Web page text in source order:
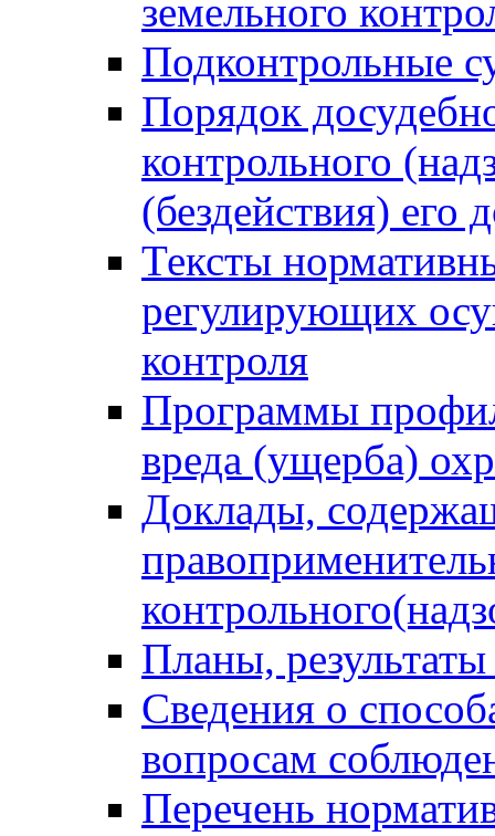
земельного
Подконтрольные
Порядок
контрольного
(бездействия)
Тексты
регулирующих
контроля
Программы
вреда (ущерба)
Доклады,
Планы,
Сведения о
вопросам
Перечень